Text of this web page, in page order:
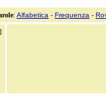
: Alfabetica - Frequenza -
]